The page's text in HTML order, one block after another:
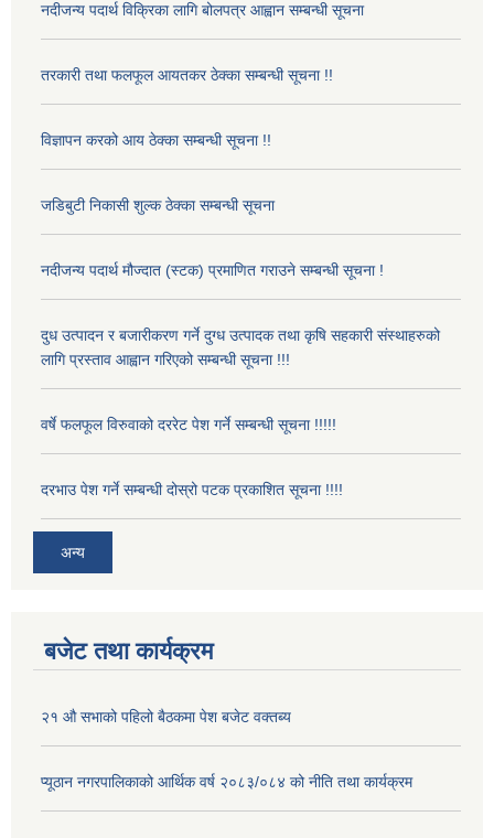
नदीजन्य पदार्थ विक्रिका लागि बोलपत्र आह्वान सम्बन्धी सूचना
तरकारी तथा फलफूल आयतकर ठेक्का सम्बन्धी सूचना !!
विज्ञापन करको आय ठेक्का सम्बन्धी सूचना !!
जडिबुटी निकासी शुल्क ठेक्का सम्बन्धी सूचना
नदीजन्य पदार्थ मौज्दात (स्टक) प्रमाणित गराउने सम्बन्धी सूचना !
दुध उत्पादन र बजारीकरण गर्ने दुग्ध उत्पादक तथा कृषि सहकारी संस्थाहरुको
लागि प्रस्ताव आह्वान गरिएको सम्बन्धी सूचना !!!
वर्षे फलफूल विरुवाको दररेट पेश गर्ने सम्बन्धी सूचना !!!!!
दरभाउ पेश गर्ने सम्बन्धी दोस्रो पटक प्रकाशित सूचना !!!!
अन्य
बजेट तथा कार्यक्रम
२१ औ सभाको पहिलो बैठकमा पेश बजेट वक्तब्य
प्यूठान नगरपालिकाको आर्थिक वर्ष २०८३/०८४ को नीति तथा कार्यक्रम